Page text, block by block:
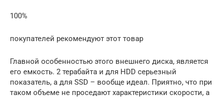
100%
покупателей рекомендуют этот товар
Главной особенностью этого внешнего диска, является
его емкость. 2 терабайта и для HDD серьезный
показатель, а для SSD – вообще идеал. Приятно, что при
таком объеме не проседают характеристики скорости, а